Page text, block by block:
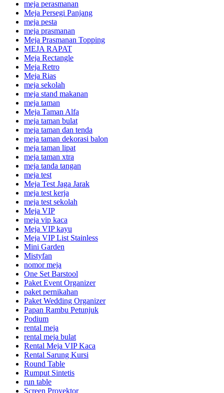
meja perasmanan
Meja Persegi Panjang
meja pesta
meja prasmanan
Meja Prasmanan Topping
MEJA RAPAT
Meja Rectangle
Meja Retro
Meja Rias
meja sekolah
meja stand makanan
meja taman
Meja Taman Alfa
meja taman bulat
meja taman dan tenda
meja taman dekorasi balon
meja taman lipat
meja taman xtra
meja tanda tangan
meja test
Meja Test Jaga Jarak
meja test kerja
meja test sekolah
Meja VIP
meja vip kaca
Meja VIP kayu
Meja VIP List Stainless
Mini Garden
Mistyfan
nomor meja
One Set Barstool
Paket Event Organizer
paket pernikahan
Paket Wedding Organizer
Papan Rambu Petunjuk
Podium
rental meja
rental meja bulat
Rental Meja VIP Kaca
Rental Sarung Kursi
Round Table
Rumput Sintetis
run table
Screen Proyektor